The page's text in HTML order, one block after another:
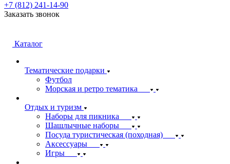
+7 (812) 241-14-90
Заказать звонок
Каталог
Тематические подарки
Футбол
Морская и ретро тематика
Отдых и туризм
Наборы для пикника
Шашлычные наборы
Посуда туристическая (походная)
Аксессуары
Игры